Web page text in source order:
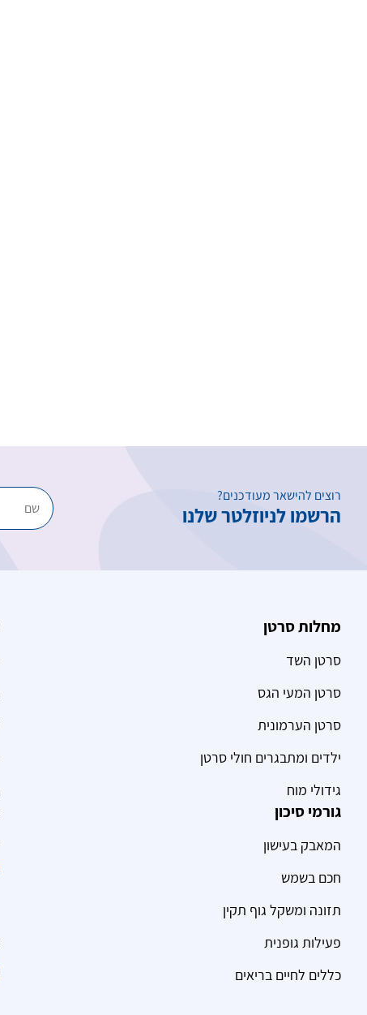
רוצים להישאר מעודכנים?
הרשמו לניוזלטר שלנו
מחלות סרטן
סרטן השד
סרטן המעי הגס
סרטן הערמונית
ילדים ומתבגרים חולי סרטן
גידולי מוח
גורמי סיכון
המאבק בעישון
חכם בשמש
תזונה ומשקל גוף תקין
פעילות גופנית
כללים לחיים בריאים